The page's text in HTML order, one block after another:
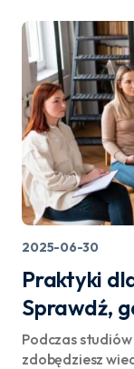
2025-06-30
Praktyki
Sprawdź,
Podczas
zdobędziesz